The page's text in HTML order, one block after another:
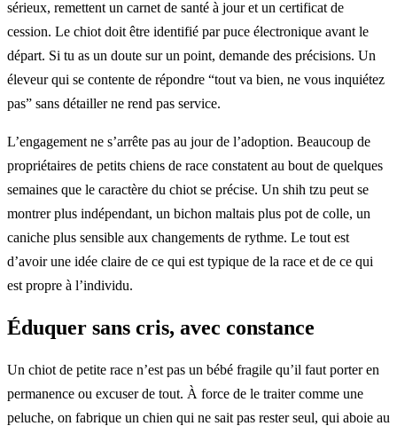
sérieux, remettent un carnet de santé à jour et un certificat de
cession. Le chiot doit être identifié par puce électronique avant le
départ. Si tu as un doute sur un point, demande des précisions. Un
éleveur qui se contente de répondre “tout va bien, ne vous inquiétez
pas” sans détailler ne rend pas service.
L’engagement ne s’arrête pas au jour de l’adoption. Beaucoup de
propriétaires de petits chiens de race constatent au bout de quelques
semaines que le caractère du chiot se précise. Un shih tzu peut se
montrer plus indépendant, un bichon maltais plus pot de colle, un
caniche plus sensible aux changements de rythme. Le tout est
d’avoir une idée claire de ce qui est typique de la race et de ce qui
est propre à l’individu.
Éduquer sans cris, avec constance
Un chiot de petite race n’est pas un bébé fragile qu’il faut porter en
permanence ou excuser de tout. À force de le traiter comme une
peluche, on fabrique un chien qui ne sait pas rester seul, qui aboie au